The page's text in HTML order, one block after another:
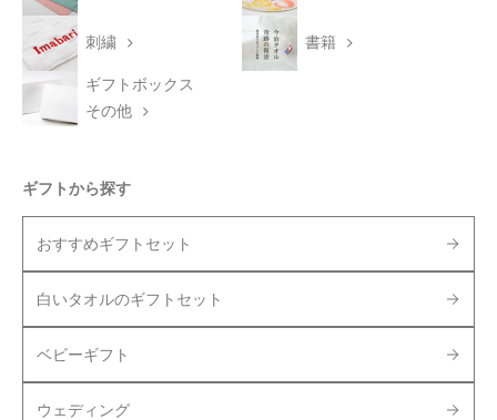
刺繍 書籍
ギフトボックス
その他
ギフトから探す
おすすめギフトセット
白いタオルのギフトセット
ベビーギフト
ウェディング